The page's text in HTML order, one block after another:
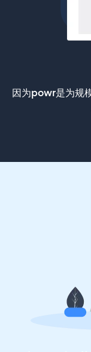
因为powr是为规